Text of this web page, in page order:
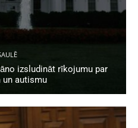
izsludināt rīkojumu par
un autismu